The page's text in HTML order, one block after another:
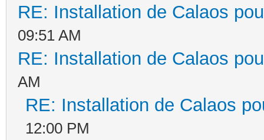
RE: Installation de Calaos
09:51 AM
RE: Installation de Calaos
AM
RE: Installation de Calaos
12:00 PM